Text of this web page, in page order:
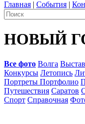
Главная | События |
НОВЫЙ
Все фото Волга
Конкурсы Летопись
Портреты Портфолио
Путешествия Саратов
Спорт Справочная